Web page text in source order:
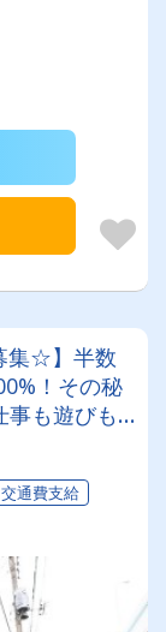
集☆】半数
！その秘
も遊びも
人生を楽し
全力で応援
交通費支給